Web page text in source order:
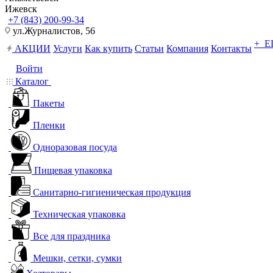
Ижевск
+7 (843) 200-99-34
ул.Журналистов, 56
АКЦИИ Услуги Как купить Статьи Компания Контакты +
Войти
Каталог
Пакеты
Пленки
Одноразовая посуда
Пищевая упаковка
Санитарно-гигиеническая продукция
Техническая упаковка
Все для праздника
Мешки, сетки, сумки